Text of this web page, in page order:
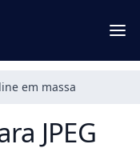
em massa
JPEG